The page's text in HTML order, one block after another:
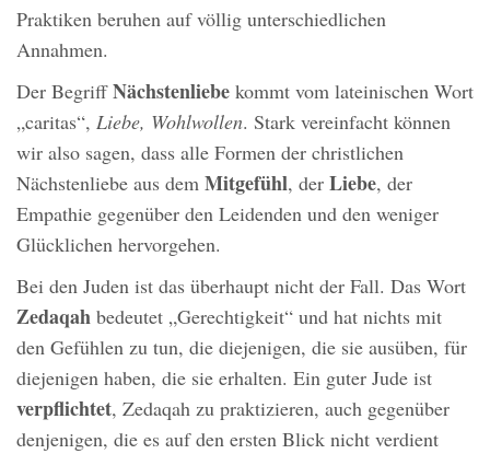
Praktiken beruhen auf völlig unterschiedlichen
Annahmen.
Der BegriffNächstenliebe kommt vom lateinischen Wort
„caritas“, Liebe, Wohlwollen. Stark vereinfacht können
wir also sagen, dass alle Formen der christlichen
Nächstenliebe aus dem Mitgefühl, der Liebe, der
Empathie gegenüber den Leidenden und den weniger
Glücklichen hervorgehen.
Bei den Juden ist das überhaupt nicht der Fall. Das Wort
Zedaqah bedeutet „Gerechtigkeit“ und hat nichts mit
den Gefühlen zu tun, die diejenigen, die sie ausüben, für
diejenigen haben, die sie erhalten. Ein guter Jude ist
verpflichtet, Zedaqah zu praktizieren, auch gegenüber
denjenigen, die es auf den ersten Blick nicht verdient